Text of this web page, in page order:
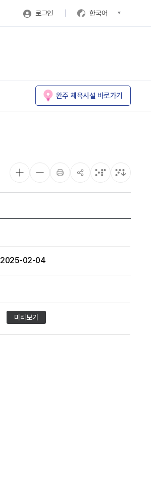
로그인 한국어
완주 체육시설 바로가기
2025-02-04
미리보기